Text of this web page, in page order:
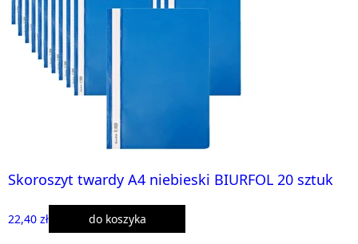
Skoroszyt twardy A4 niebieski BIURFOL 20 sztuk
22,40 zł do koszyka